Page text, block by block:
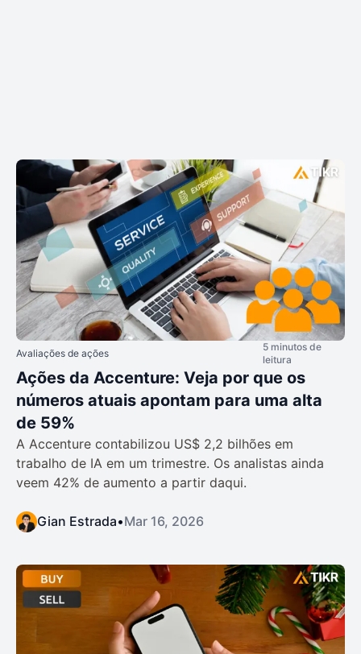
Avaliações de ações
5 minutos de
leitura
Ações da Accenture: Veja por que os
números atuais apontam para uma alta
de 59%
A Accenture contabilizou US$ 2,2 bilhões em
trabalho de IA em um trimestre. Os analistas ainda
veem 42% de aumento a partir daqui.
Gian Estrada•Mar 16, 2026